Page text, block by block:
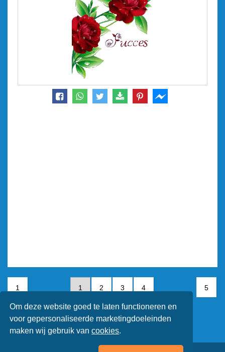
Om deze website goed te laten functioneren en
voor gepersonaliseerde marketingdoeleinden
maken wij gebruik vancookies.
1 1 2 3 4 5